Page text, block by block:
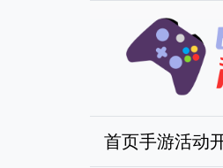
首页手游活动